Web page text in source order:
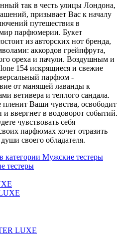
так в честь улицы Лондона,
призывает Вас к началу
путешествия в
парфюмерии. Букет
из авторских нот бренда,
аккордов грейпфрута,
ореха и пачули. Воздушным и
154 искрящиеся и свежие
парфюм -
от манящей лаванды к
ветивера и теплого сандала.
пленит Ваши чувства, освободит
и ввергнет в водоворот событий.
чувствовать себя
парфюмах хочет отразить
своего обладателя.
категории Мужские тестеры
тестеры
LUXE